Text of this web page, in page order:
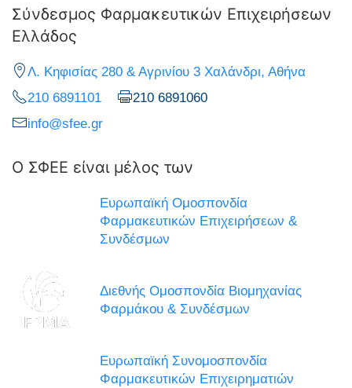
Σύνδεσμος Φαρμακευτικών Επιχειρήσεων
Ελλάδος
Λ. Κηφισίας 280 & Αγρινίου 3 Χαλάνδρι, Αθήνα
210 6891101
210 6891060
info@sfee.gr
Ο ΣΦΕΕ είναι μέλος των
Ευρωπαϊκή Ομοσπονδία
Φαρμακευτικών Επιχειρήσεων &
Συνδέσμων
Διεθνής Ομοσπονδία Βιομηχανίας
Φαρμάκου & Συνδέσμων
Ευρωπαϊκή Συνομοσπονδία
Φαρμακευτικών Επιχειρηματιών